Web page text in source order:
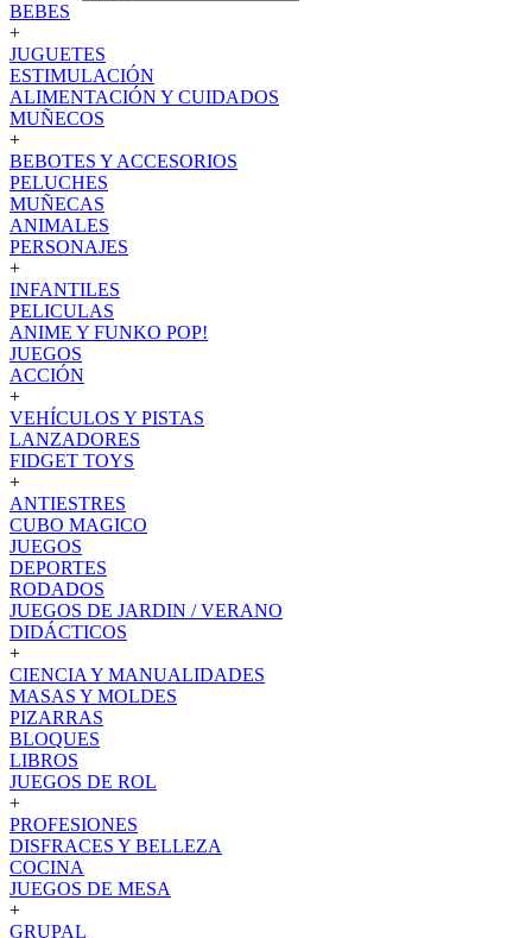
BEBES
+
JUGUETES
ESTIMULACIÓN
ALIMENTACIÓN Y CUIDADOS
MUÑECOS
+
BEBOTES Y ACCESORIOS
PELUCHES
MUÑECAS
ANIMALES
PERSONAJES
+
INFANTILES
PELICULAS
ANIME Y FUNKO POP!
JUEGOS
ACCIÓN
+
VEHÍCULOS Y PISTAS
LANZADORES
FIDGET TOYS
+
ANTIESTRES
CUBO MAGICO
JUEGOS
DEPORTES
RODADOS
JUEGOS DE JARDIN / VERANO
DIDÁCTICOS
+
CIENCIA Y MANUALIDADES
MASAS Y MOLDES
PIZARRAS
BLOQUES
LIBROS
JUEGOS DE ROL
+
PROFESIONES
DISFRACES Y BELLEZA
COCINA
JUEGOS DE MESA
+
GRUPAL